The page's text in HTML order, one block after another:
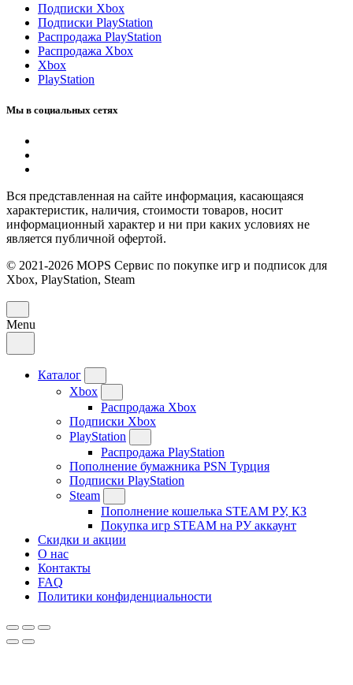
Подписки Xbox
Подписки PlayStation
Распродажа PlayStation
Распродажа Xbox
Xbox
PlayStation
Мы в социальных сетях
Вся представленная на сайте информация, касающаяся
характеристик, наличия, стоимости товаров, носит
информационный характер и ни при каких условиях не
является публичной офертой.
© 2021-2026 MOPS Сервис по покупке игр и подписок для
Xbox, PlayStation, Steam
Menu
Каталог
Xbox
Распродажа Xbox
Подписки Xbox
PlayStation
Распродажа PlayStation
Пополнение бумажника PSN Турция
Подписки PlayStation
Steam
Пополнение кошелька STEAM РУ, КЗ
Покупка игр STEAM на РУ аккаунт
Скидки и акции
О нас
Контакты
FAQ
Политики конфиденциальности